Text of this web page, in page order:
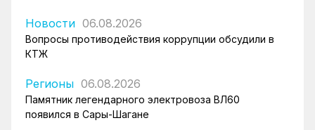
Новости 06.08.2026
Вопросы противодействия коррупции обсудили в
КТЖ
Регионы 06.08.2026
Памятник легендарного электровоза ВЛ60
появился в Сары-Шагане